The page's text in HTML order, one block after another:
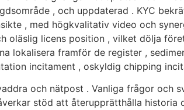
, och uppdaterad . KYC
, med högkvalitativ video och
oläslig licens position , vilket dölja
lokalisera framför de register ,
incitament , oskyldig chipping
och nätpost . Vanliga frågor och
stöd att återupprätthålla